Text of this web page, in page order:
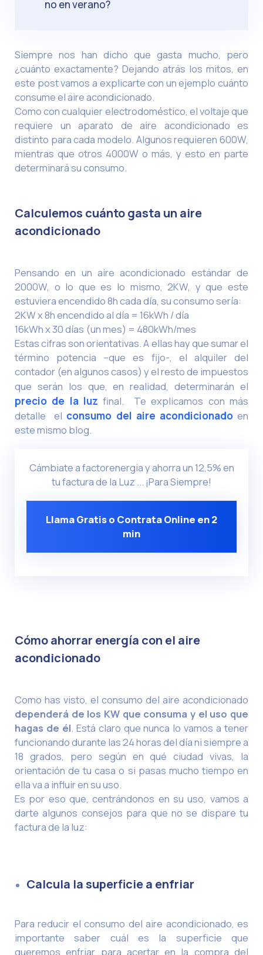
no en verano?
Siempre nos han dicho que gasta mucho, pero
¿cuánto exactamente? Dejando atrás los mitos, en
este post vamos a explicarte con un ejemplo cuánto
consume el aire acondicionado.
Como con cualquier electrodoméstico, el voltaje que
requiere un aparato de aire acondicionado es
distinto para cada modelo. Algunos requieren 600W,
mientras que otros 4000W o más, y esto en parte
determinará su consumo.
Calculemos cuánto gasta un aire
acondicionado
Pensando en un aire acondicionado estándar de
2000W, o lo que es lo mismo, 2KW, y que este
estuviera encendido 8h cada día, su consumo sería:
2KW x 8h encendido al día = 16kWh / día
16kWh x 30 días (un mes) = 480kWh/mes
Estas cifras son orientativas. A ellas hay que sumar el
término potencia –que es fijo-, el alquiler del
contador (en algunos casos) y el resto de impuestos
que serán los que, en realidad, determinarán el
precio de la luz final. Te explicamos con más
detalle el consumo del aire acondicionado en
este mismo blog.
Cámbiate a factorenergia y ahorra un 12,5% en
tu factura de la Luz ... ¡Para Siempre!
Llama Gratis o Contrata Online en 2
min
Cómo ahorrar energía con el aire
acondicionado
Como has visto, el consumo del aire acondicionado
dependerá de los KW que consuma y el uso que
hagas de él. Está claro que nunca lo vamos a tener
funcionando durante las 24 horas del día ni siempre a
18 grados, pero según en qué ciudad vivas, la
orientación de tu casa o si pasas mucho tiempo en
ella va a influir en su uso.
Es por eso que, centrándonos en su uso, vamos a
darte algunos consejos para que no se dispare tu
factura de la luz:
Calcula la superficie a enfriar
Para reducir el consumo del aire acondicionado, es
importante saber cuál es la superficie que
queremos enfriar para acertar en la compra del